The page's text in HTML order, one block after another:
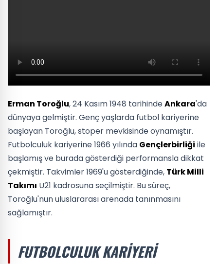
Erman Toroğlu, 24 Kasım 1948 tarihindeAnkara'da
dünyaya gelmiştir. Genç yaşlarda futbol kariyerine
başlayan Toroğlu, stoper mevkisinde oynamıştır.
Futbolculuk kariyerine 1966 yılında Gençlerbirliği ile
başlamış ve burada gösterdiği performansla dikkat
çekmiştir. Takvimler 1969'u gösterdiğinde, Türk Milli
Takımı U21 kadrosuna seçilmiştir. Bu süreç,
Toroğlu'nun uluslararası arenada tanınmasını
sağlamıştır.
FUTBOLCULUK KARIYERI